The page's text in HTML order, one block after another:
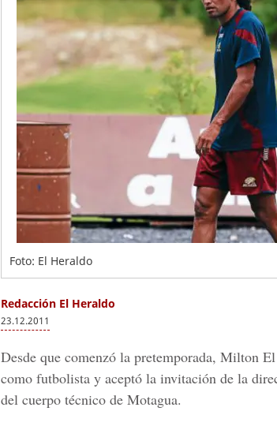
Foto: El Heraldo
Redacción El Heraldo
23.12.2011
Desde que comenzó la pretemporada, Milton
como futbolista y aceptó la invitación de la
del cuerpo técnico de Motagua.